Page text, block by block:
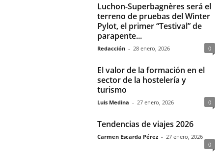
Luchon-Superbagnères será el
terreno de pruebas del Winter
Pylot, el primer “Testival” de
parapente...
Redacción - 28 enero, 2026 0
El valor de la formación en el
sector de la hostelería y
turismo
Luis Medina - 27 enero, 2026 0
Tendencias de viajes 2026
Carmen Escarda Pérez - 27 enero, 2026
0